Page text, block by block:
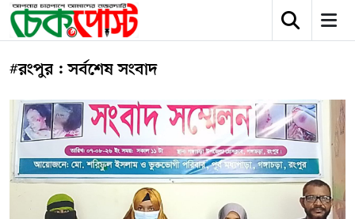
#রংপুর : সর্বশেষ সংবাদ